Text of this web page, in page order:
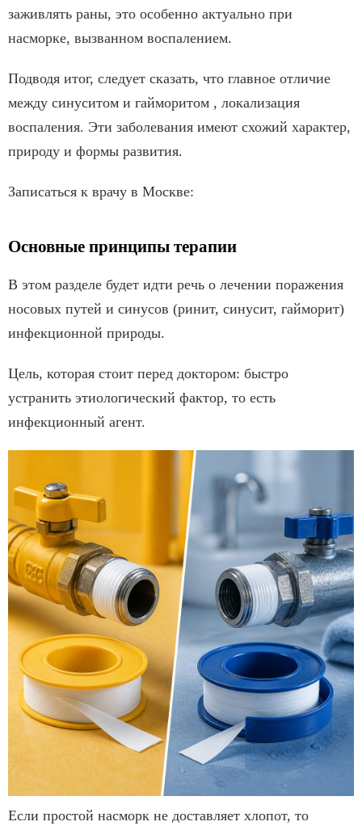
заживлять раны, это особенно актуально при
насморке, вызванном воспалением.
Подводя итог, следует сказать, что главное отличие
между синуситом и гайморитом , локализация
воспаления. Эти заболевания имеют схожий характер,
природу и формы развития.
Записаться к врачу в Москве:
Основные принципы терапии
В этом разделе будет идти речь о лечении поражения
носовых путей и синусов (ринит, синусит, гайморит)
инфекционной природы.
Цель, которая стоит перед доктором: быстро
устранить этиологический фактор, то есть
инфекционный агент.
Если простой насморк не доставляет хлопот, то